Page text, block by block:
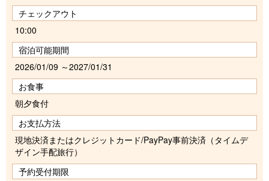
チェックアウト
10:00
宿泊可能期間
2026/01/09 ～2027/01/31
お食事
朝夕食付
お支払方法
現地決済またはクレジットカード/PayPay事前決済（タイムデ
ザイン手配旅行）
予約受付期限